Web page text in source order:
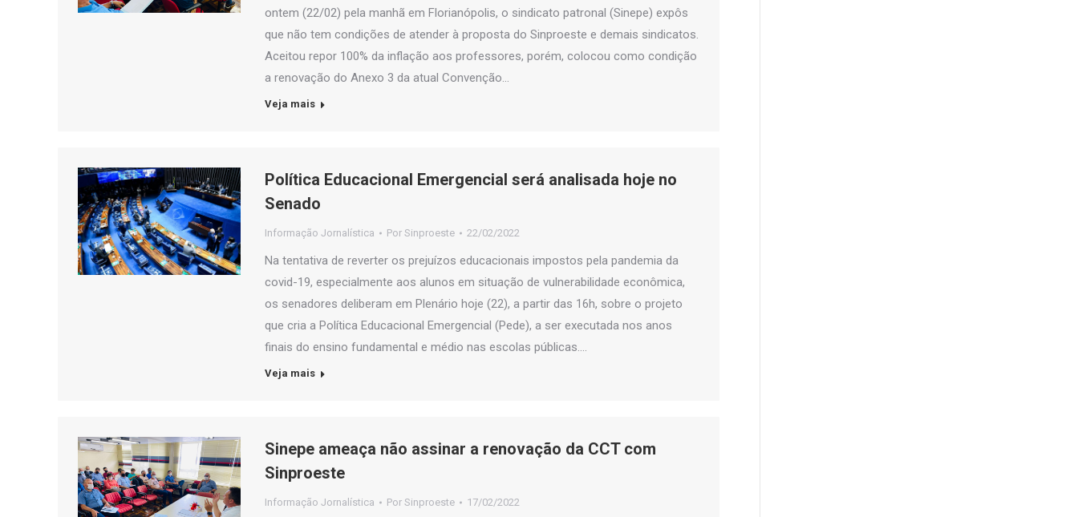
ontem (22/02) pela manhã em Florianópolis, o sindicato patronal (Sinepe) expôs
que não tem condições de atender à proposta do Sinproeste e demais sindicatos.
Aceitou repor 100% da inflação aos professores, porém, colocou como condição
a renovação do Anexo 3 da atual Convenção…
Veja mais
Política Educacional Emergencial será analisada hoje no
Senado
Informação Jornalística Por Sinproeste 22/02/2022
Na tentativa de reverter os prejuízos educacionais impostos pela pandemia da
covid-19, especialmente aos alunos em situação de vulnerabilidade econômica,
os senadores deliberam em Plenário hoje (22), a partir das 16h, sobre o projeto
que cria a Política Educacional Emergencial (Pede), a ser executada nos anos
finais do ensino fundamental e médio nas escolas públicas.…
Veja mais
Sinepe ameaça não assinar a renovação da CCT com
Sinproeste
Informação Jornalística Por Sinproeste 17/02/2022